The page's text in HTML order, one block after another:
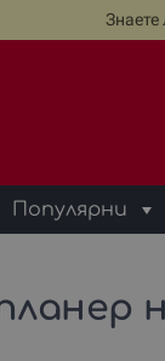
Популярни